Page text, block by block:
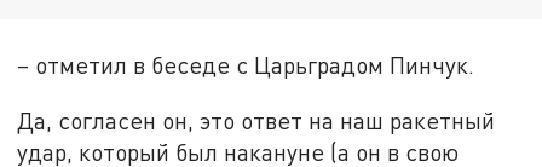
– отметил в беседе с Царьградом Пинчук.
Да, согласен он, это ответ на наш ракетный
удар, который был накануне (а он в свою